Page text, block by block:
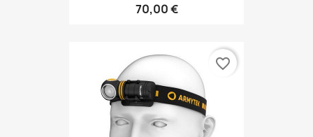
70,00 €
favorite_border